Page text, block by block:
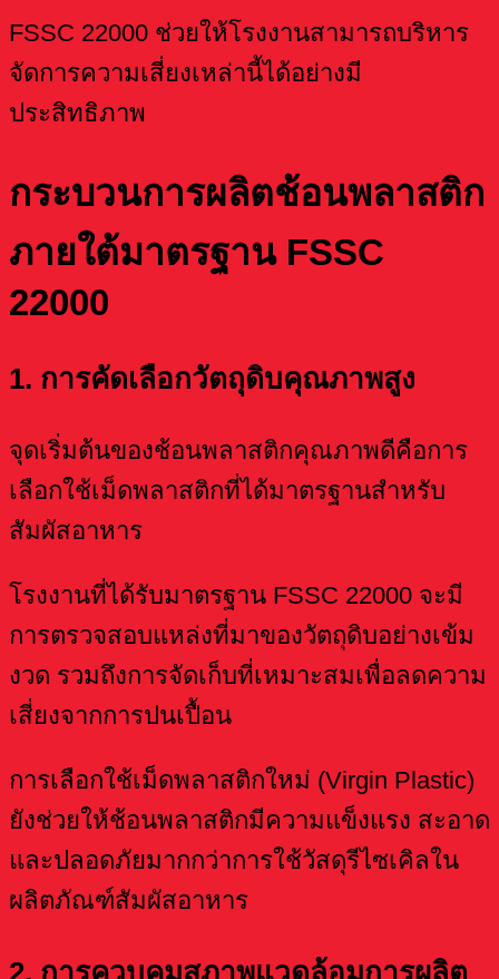
FSSC 22000 ช่วยให้โรงงานสามารถบริหาร
จัดการความเสี่ยงเหล่านี้ได้อย่างมี
ประสิทธิภาพ
กระบวนการผลิตช้อนพลาสติก
ภายใต้มาตรฐาน FSSC
22000
1. การคัดเลือกวัตถุดิบคุณภาพสูง
จุดเริ่มต้นของช้อนพลาสติกคุณภาพดีคือการ
เลือกใช้เม็ดพลาสติกที่ได้มาตรฐานสำหรับ
สัมผัสอาหาร
โรงงานที่ได้รับมาตรฐาน FSSC 22000 จะมี
การตรวจสอบแหล่งที่มาของวัตถุดิบอย่างเข้ม
งวด รวมถึงการจัดเก็บที่เหมาะสมเพื่อลดความ
เสี่ยงจากการปนเปื้อน
การเลือกใช้เม็ดพลาสติกใหม่ (Virgin Plastic)
ยังช่วยให้ช้อนพลาสติกมีความแข็งแรง สะอาด
และปลอดภัยมากกว่าการใช้วัสดุรีไซเคิลใน
ผลิตภัณฑ์สัมผัสอาหาร